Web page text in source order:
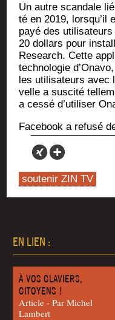
EN LIEN :
À VOS CLAVIERS,
CITOYENS !
Article - Par Michel
Lambert
Un autre scan­dale
té en 2019, lors­qu’il
payé des uti­li­sa­teurs
20 dol­lars pour
Research. Cette
tech­no­lo­gie
les uti­li­sa­teurs avec
velle a sus­ci­té
a ces­sé d’u­ti­li­ser
Face­book a refu­sé
soutenir ZIN TV